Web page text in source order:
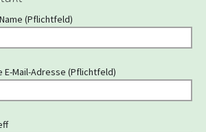
(Pflichtfeld)
E-Mail-Adresse (Pflichtfeld)